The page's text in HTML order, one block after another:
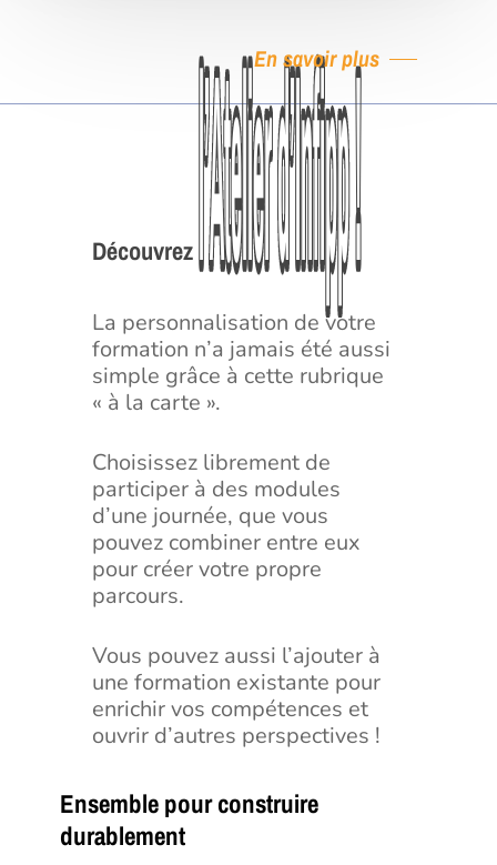
En savoir plus
Découvrez l’Atelier
l’Atelier d’Infipp
d’Infipp
La personnalisation de votre
formation n’a jamais été aussi
simple grâce à cette rubrique
« à la carte ».
Choisissez librement de
participer à des modules
d’une journée, que vous
pouvez combiner entre eux
pour créer votre propre
parcours.
Vous pouvez aussi l’ajouter à
une formation existante pour
enrichir vos compétences et
ouvrir d’autres perspectives !
Ensemble pour construire
durablement